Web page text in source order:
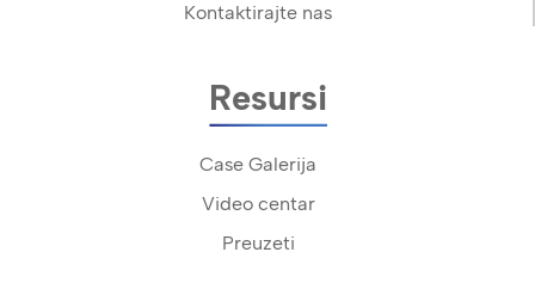
Kontaktirajte nas
Resursi
Case Galerija
Video centar
Preuzeti